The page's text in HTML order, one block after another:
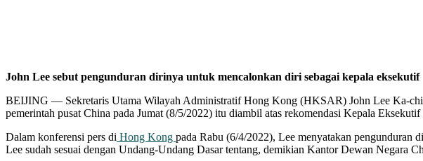
John Lee sebut pengunduran dirinya untuk mencalonkan diri sebagai kepala eksekutif
BEIJING — Sekretaris Utama Wilayah Administratif Hong Kong (HKSAR) John Lee Ka-
pemerintah pusat China pada Jumat (8/5/2022) itu diambil atas rekomendasi Kepala
Dalam konferensi pers di Hong Kong pada Rabu (6/4/2022), Lee menyatakan pengunduran
Lee sudah sesuai dengan Undang-Undang Dasar tentang, demikian Kantor Dewan Negara